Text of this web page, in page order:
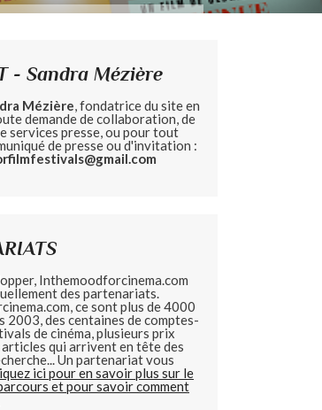
- Sandra Mézière
Mézière, fondatrice du site en
demande de collaboration, de
services presse, ou pour tout
de presse ou d'invitation :
Inthemoodforcinema.com
des partenariats.
ce sont plus de 4000
2003, des centaines de comptes-
de cinéma, plusieurs prix
articles qui arrivent en tête des
Un partenariat vous
ici pour en savoir plus sur le
et pour savoir comment